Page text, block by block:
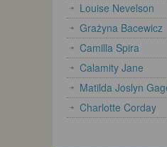
Louise Nevelson
Grażyna Bacewicz
Camilla Spira
Calamity Jane
Matilda Joslyn
Charlotte Corday